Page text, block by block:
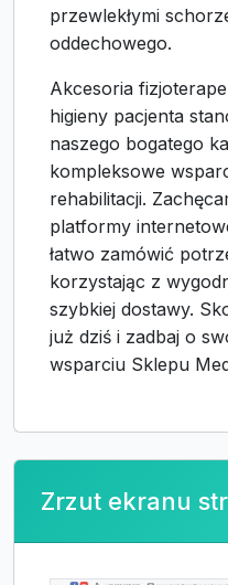
przewlekłymi
oddechowego.
Akcesoria
higieny pacjenta
naszego bogatego
kompleksowe
rehabilitacji.
platformy
łatwo zamówić
korzystając z
szybkiej dostawy.
już dziś i zadbaj o
wsparciu Sklepu
Zrzut ekranu